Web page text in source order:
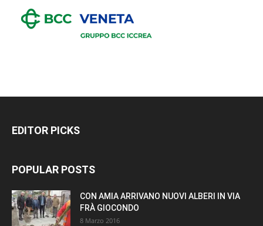
EDITOR PICKS
POPULAR POSTS
CON AMIA ARRIVANO NUOVI ALBERI IN VIA
FRÀ GIOCONDO
8 Marzo 2016